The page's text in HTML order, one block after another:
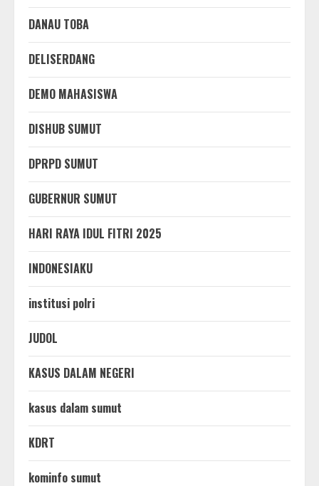
DANAU TOBA
DELISERDANG
DEMO MAHASISWA
DISHUB SUMUT
DPRPD SUMUT
GUBERNUR SUMUT
HARI RAYA IDUL FITRI 2025
INDONESIAKU
institusi polri
JUDOL
KASUS DALAM NEGERI
kasus dalam sumut
KDRT
kominfo sumut